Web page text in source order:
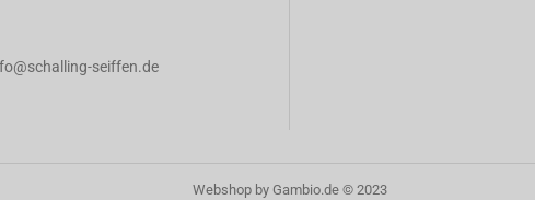
seiffen.de
Webshop by Gambio.de © 2023